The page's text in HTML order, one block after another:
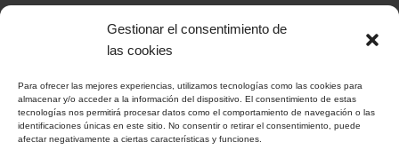
Gestionar el consentimiento de
las cookies
Para ofrecer las mejores experiencias, utilizamos tecnologías como las cookies para
almacenar y/o acceder a la información del dispositivo. El consentimiento de estas
tecnologías nos permitirá procesar datos como el comportamiento de navegación o las
identificaciones únicas en este sitio. No consentir o retirar el consentimiento, puede
afectar negativamente a ciertas características y funciones.
INFORMACIÓN
Aviso Legal
Política de Privacidad
Política de Cookies